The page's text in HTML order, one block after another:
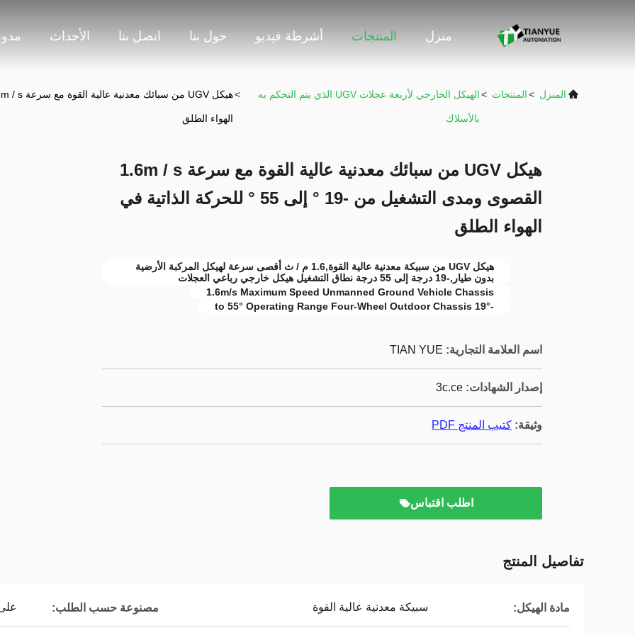
منزل المنتجات أشرطة فيديو حول بنا اتصل بنا الأحداث
المنزل >المنتجات > الهيكل الخارجي لأربعة عجلات UGV الذي يتم التحكم به
بالأسلاك
>
الهواء الطلق
هيكل UGV من سبائك معدنية عالية القوة مع سرعة 1.6m / s
القصوى ومدى التشغيل من -19 ° إلى 55 ° للحركة الذاتية في
الهواء الطلق
هيكل UGV من سبيكة معدنية عالية القوة,1.6 م / ث أقصى سرعة لهيكل المركبة الأرضية
بدون طيار,-19 درجة إلى 55 درجة نطاق التشغيل هيكل خارجي رباعي العجلات
1.6m/s Maximum Speed Unmanned Ground Vehicle Chassis
-19° to 55° Operating Range Four-Wheel Outdoor Chassis
اسم العلامة التجارية: TIAN YUE
إصدار الشهادات: 3c.ce
وثيقة: كتيب المنتج PDF
اطلب اقتباس
تفاصيل المنتج
مادة الهيكل: سبيكة معدنية عالية القوة مصنوعة حسب الطلب: